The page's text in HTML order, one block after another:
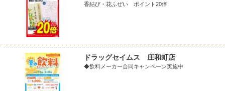
香結び・花ふぜい ポイント20倍
ドラッグセイムス 庄和町店
◆飲料メーカー合同キャンペーン実施中